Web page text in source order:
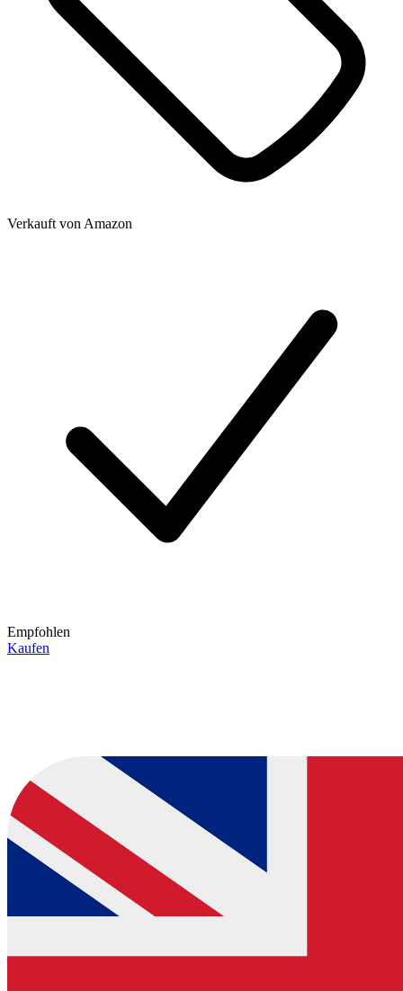
Verkauft von Amazon
Empfohlen
Kaufen